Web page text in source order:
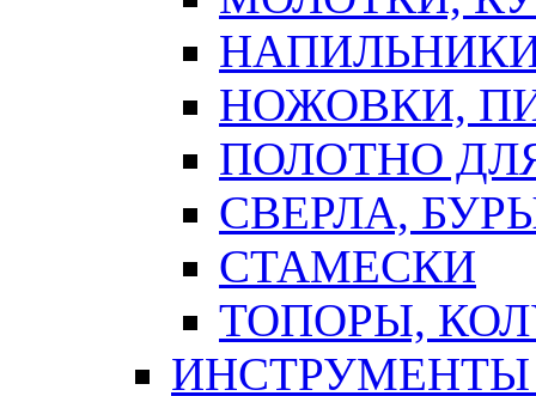
НОЖОВКИ,
ПОЛОТНО
СВЕРЛА,
СТАМЕСКИ
ТОПОРЫ,
ИНСТРУМЕНТЫ